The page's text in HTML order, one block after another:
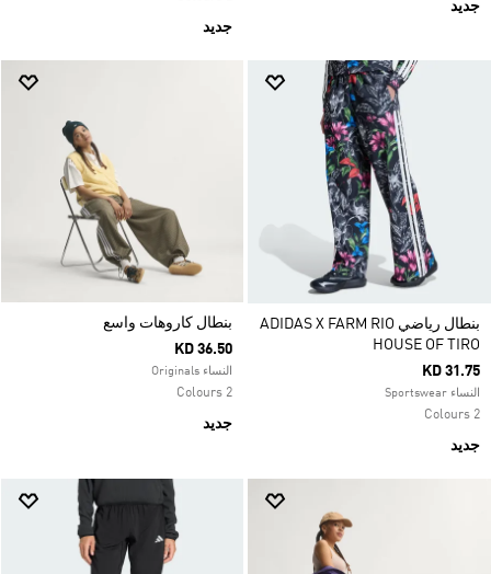
جديد
جديد
بنطال رياضي ADIDAS X FARM RIO
HOUSE OF TIRO
KD 31.75
النساء Sportswear
2 Colours
جديد
بنطال كاروهات واسع
KD 36.50
النساء Originals
2 Colours
جديد